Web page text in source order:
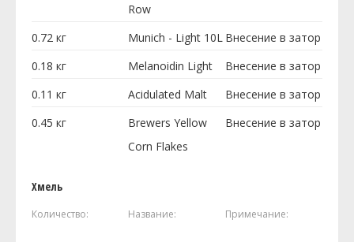
Row
0.72 кг Munich - Light 10L Внесение в затор
0.18 кг Melanoidin Light
Внесение в затор
0.11 кг Acidulated Malt
Внесение в затор
0.45 кг
Brewers Yellow
Corn Flakes
Внесение в затор
Хмель
Количество: Название: Примечание: